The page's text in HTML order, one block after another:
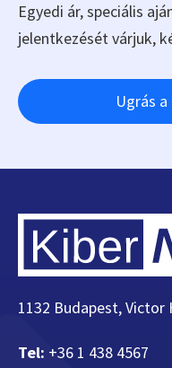
Egyedi ár, speciális
jelentkezését várjuk,
Ugrás
1132 Budapest, Victor
Tel: +36 1 438 4567